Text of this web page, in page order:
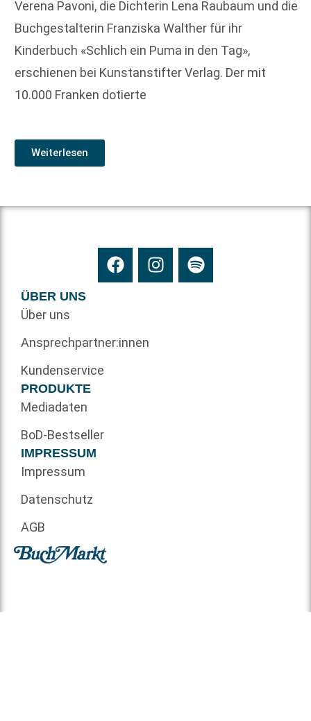
Verena Pavoni, die Dichterin Lena Raubaum und die
Buchgestalterin Franziska Walther für ihr
Kinderbuch «Schlich ein Puma in den Tag»,
erschienen bei Kunstanstifter Verlag. Der mit
10.000 Franken dotierte
Weiterlesen
ÜBER UNS
Über uns
Ansprechpartner:innen
Kundenservice
PRODUKTE
Mediadaten
BoD-Bestseller
IMPRESSUM
Impressum
Datenschutz
AGB